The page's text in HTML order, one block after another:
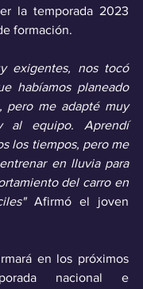
la temporada 2023
formación.
exigentes, nos tocó
habíamos planeado
pero me adapté muy
al equipo. Aprendí
los tiempos, pero me
en lluvia para
del carro en
Afirmó el joven
en los próximos
nacional e